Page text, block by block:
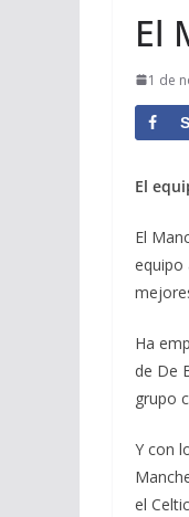
El
1 de
El
El
equipo
Ha
de De
grupo
Y con
el